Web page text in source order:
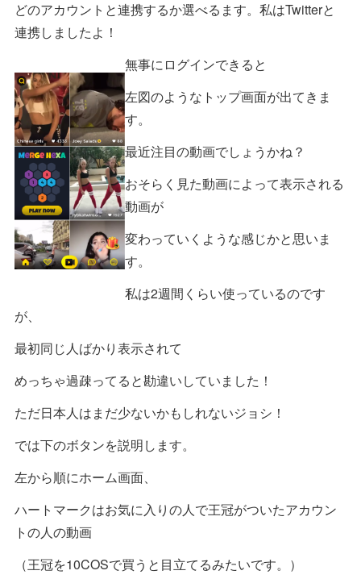
どのアカウントと連携するか選べるます。私はTwitterと
連携しましたよ！
無事にログインできると
左図のようなトップ画面が出てきま
す。
最近注目の動画でしょうかね？
おそらく見た動画によって表示される
動画が
変わっていくような感じかと思いま
す。
私は2週間くらい使っているのです
が、
最初同じ人ばかり表示されて
めっちゃ過疎ってると勘違いしていました！
ただ日本人はまだ少ないかもしれないジョシ！
では下のボタンを説明します。
左から順にホーム画面、
ハートマークはお気に入りの人で王冠がついたアカウン
トの人の動画
（王冠を10COSで買うと目立てるみたいです。）